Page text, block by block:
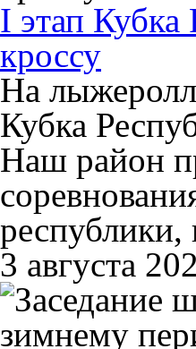
I этап
кроссу
На
Кубка
Наш район
республики,
3 августа